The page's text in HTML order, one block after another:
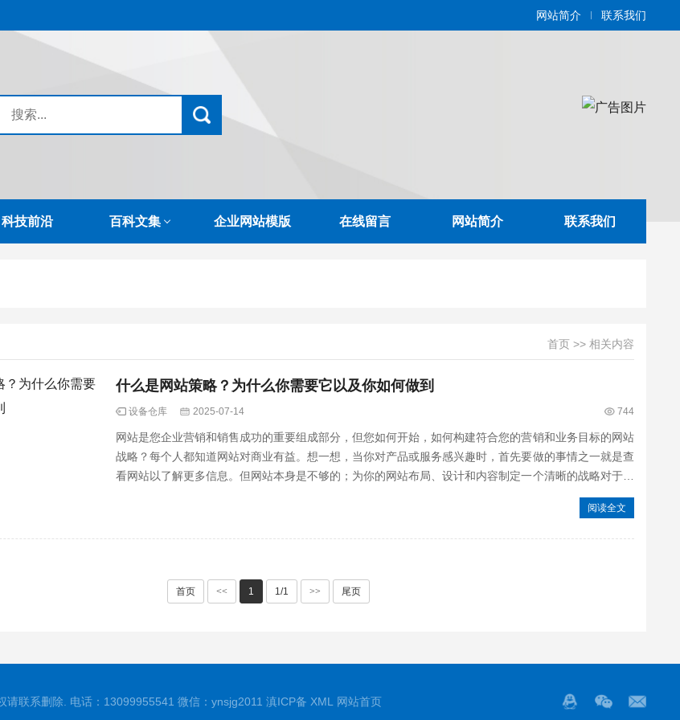
网站简介 联系我们
科技前沿 百科文集 企业网站模版 在线留言 网站简介 联系我们
首页 >> 相关内容
什么是网站策略？为什么你需要它以及你如何做到
设备仓库 2025-07-14 744
网站是您企业营销和销售成功的重要组成部分，但您如何开始，如何构建符合您的营销和业务目标的网站
战略？每个人都知道网站对商业有益。想一想，当你对产品或服务感兴趣时，首先要做的事情之一就是查
看网站以了解更多信息。但网站本身是不够的；为你的网站布局、设计和内容制定一个清晰的战略对于一
阅读全文
首页 << 1 1/1 >> 尾页
联系删除. 电话：13099955541 微信：ynsjg2011 滇ICP备 XML 网站首页